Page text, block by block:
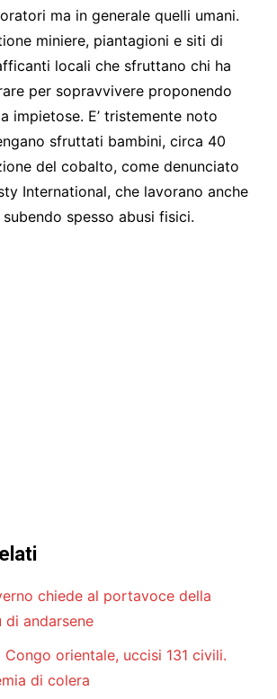
ma in generale quelli umani.
miniere, piantagioni e siti di
locali che sfruttano chi ha
per sopravvivere proponendo
impietose. E’ tristemente noto
sfruttati bambini, circa 40
del cobalto, come denunciato
International, che lavorano anche
spesso abusi fisici.
chiede al portavoce della
di andarsene
Congo orientale, uccisi 131 civili.
di colera